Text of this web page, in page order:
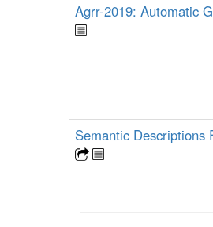
Agrr-2019: Automatic
Semantic Descriptions